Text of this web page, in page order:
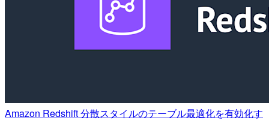
Amazon Redshift 分散スタイルのテーブル最適化を有効化す